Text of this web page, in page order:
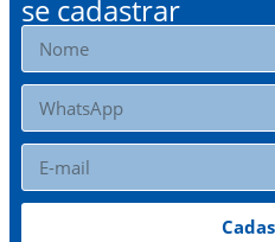
se cadastrar